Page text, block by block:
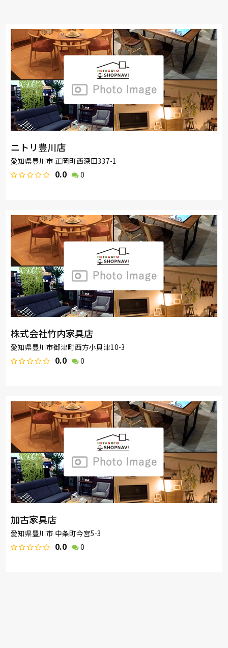
ニトリ豊川店
愛知県豊川市 正岡町西深田337-1
0.0 0
株式会社竹内家具店
愛知県豊川市御津町西方小貝津10-3
0.0 0
加古家具店
愛知県豊川市 中条町今宮5-3
0.0 0